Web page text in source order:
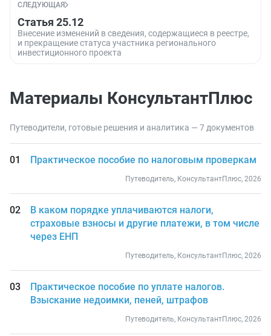
СЛЕДУЮЩАЯ
Статья 25.12
Внесение изменений в сведения, содержащиеся в реестре,
и прекращение статуса участника регионального
инвестиционного проекта
Материалы КонсультантПлюс
Путеводители, готовые решения и аналитика — 7 документов
Практическое пособие по налоговым проверкам
Путеводитель, КонсультантПлюс, 2026
В каком порядке уплачиваются налоги,
страховые взносы и другие платежи, в том числе
через ЕНП
Путеводитель, КонсультантПлюс, 2026
Практическое пособие по уплате налогов.
Взыскание недоимки, пеней, штрафов
Путеводитель, КонсультантПлюс, 2026